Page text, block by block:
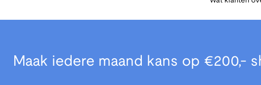
Maak iedere maand kans op €200,-